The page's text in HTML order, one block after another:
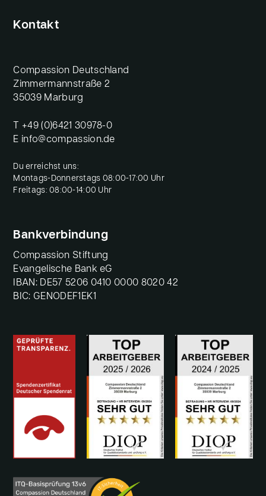
Kontakt
Compassion Deutschland
Zimmermannstraße 2
35039 Marburg
+49 (0)6421 30978-0
E info@compassion.de
Du erreichst uns:
Montags-Donnerstags 08:00-17:00 Uhr
Freitags: 08:00-14:00 Uhr
Bankverbindung
Compassion Stiftung
Evangelische Bank eG
IBAN: DE57 5206 0410 0000 8020 42
BIC: GENODEF1EK1